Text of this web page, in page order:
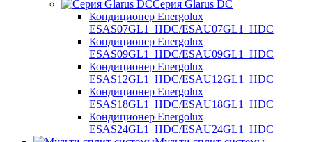
Серия Glarus DC
Кондиционер Energolux
ESAS07GL1_HDC/ESAU07GL1_HDC
Кондиционер Energolux
ESAS09GL1_HDC/ESAU09GL1_HDC
Кондиционер Energolux
ESAS12GL1_HDC/ESAU12GL1_HDC
Кондиционер Energolux
ESAS18GL1_HDC/ESAU18GL1_HDC
Кондиционер Energolux
ESAS24GL1_HDC/ESAU24GL1_HDC